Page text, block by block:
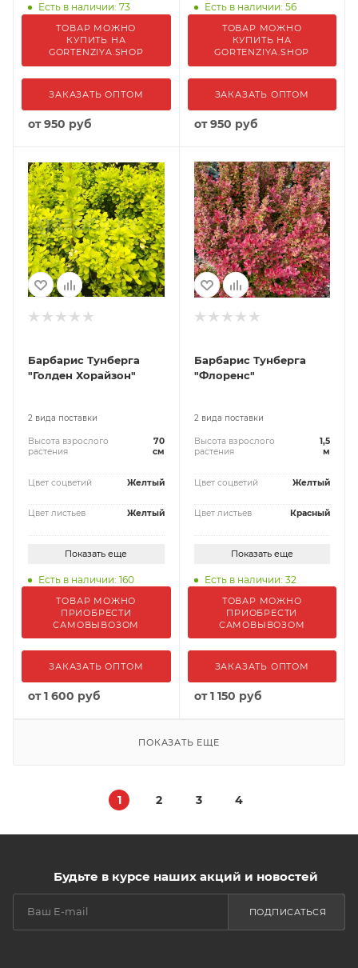
Есть в наличии: 73
ТОВАР МОЖНО
КУПИТЬ НА
GORTENZIYA.SHOP
ЗАКАЗАТЬ ОПТОМ
от950 руб
Есть в наличии: 56
ТОВАР МОЖНО
КУПИТЬ НА
GORTENZIYA.SHOP
ЗАКАЗАТЬ ОПТОМ
от950 руб
Барбарис Тунберга
"Голден Хорайзон"
2 вида поставки
Высота взрослого
растения
70
см
Цвет соцветий Желтый
Цвет листьев Желтый
Показать еще
Есть в наличии: 160
ТОВАР МОЖНО
ПРИОБРЕСТИ
САМОВЫВОЗОМ
ЗАКАЗАТЬ ОПТОМ
от1 600 руб
Барбарис Тунберга
"Флоренс"
2 вида поставки
Высота взрослого
растения
1,5
м
Цвет соцветий Желтый
Цвет листьев Красный
Показать еще
Есть в наличии: 32
ТОВАР МОЖНО
ПРИОБРЕСТИ
САМОВЫВОЗОМ
ЗАКАЗАТЬ ОПТОМ
от1 150 руб
ПОКАЗАТЬ ЕЩЕ
1 2 3 4
Будьте в курсе наших акций и новостей
ПОДПИСАТЬСЯ